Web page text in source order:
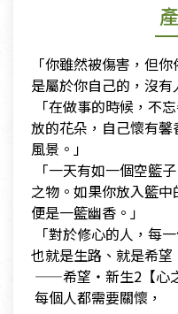
「你雖然被傷害，但
是屬於你自己的，沒有
「在做事的時候，不
放的花朵，自己懷有
風景。」
「一天有如一個空籃
之物。如果你放入籃
便是一籃幽香。」
「對於修心的人，每
也就是生路、就是希望
——希望‧新生2【心
​ 每個人都需要關懷，